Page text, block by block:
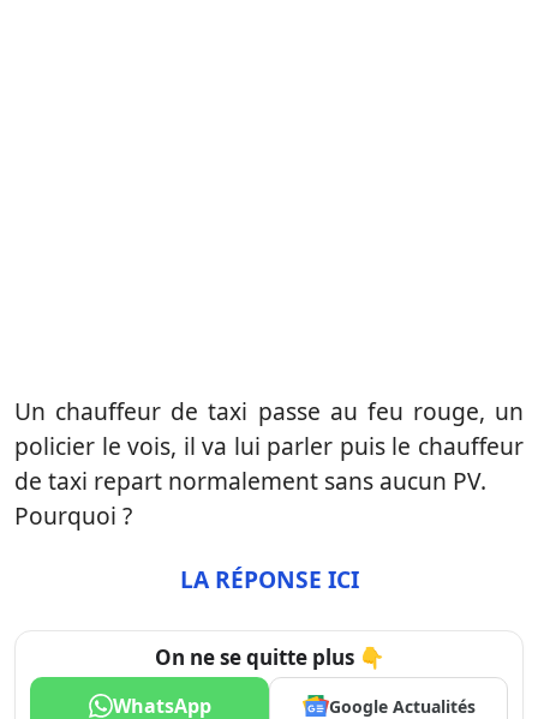
Un chauffeur de taxi passe au feu rouge, un
policier le vois, il va lui parler puis le chauffeur
de taxi repart normalement sans aucun PV.
Pourquoi ?
LA RÉPONSE ICI
On ne se quitte plus 👇
WhatsApp Google Actualités